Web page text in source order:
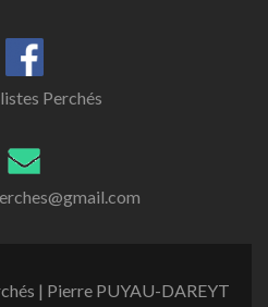
Perchés
| Pierre PUYAU-DAREYT